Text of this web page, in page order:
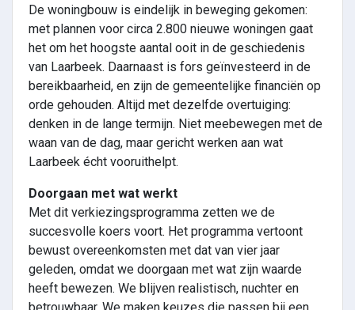
De woningbouw is eindelijk in beweging gekomen:
met plannen voor circa 2.800 nieuwe woningen gaat
het om het hoogste aantal ooit in de geschiedenis
van Laarbeek. Daarnaast is fors geïnvesteerd in de
bereikbaarheid, en zijn de gemeentelijke financiën op
orde gehouden. Altijd met dezelfde overtuiging:
denken in de lange termijn. Niet meebewegen met de
waan van de dag, maar gericht werken aan wat
Laarbeek écht vooruithelpt.
Doorgaan met wat werkt
Met dit verkiezingsprogramma zetten we de
succesvolle koers voort. Het programma vertoont
bewust overeenkomsten met dat van vier jaar
geleden, omdat we doorgaan met wat zijn waarde
heeft bewezen. We blijven realistisch, nuchter en